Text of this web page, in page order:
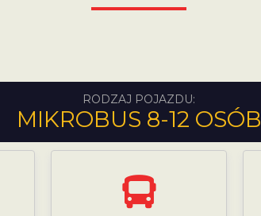
RODZAJ POJAZDU:
MIKROBUS 8-12 OSÓB